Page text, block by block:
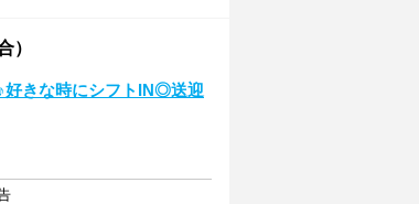
）
好きな時にシフトIN◎送迎